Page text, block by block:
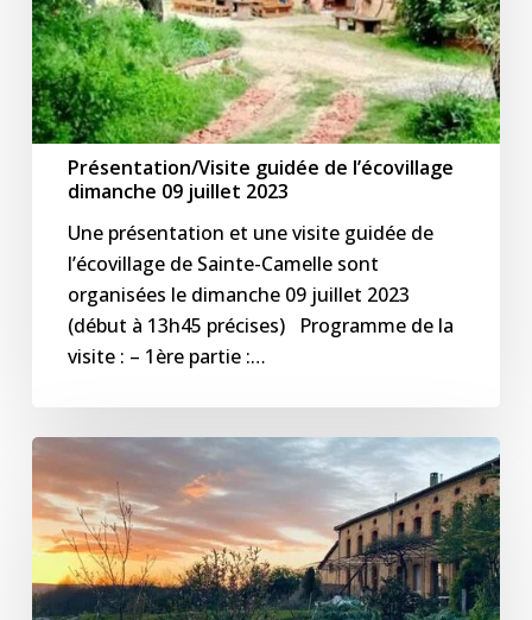
Présentation/Visite guidée de l’écovillage
dimanche 09 juillet 2023
Une présentation et une visite guidée de
l’écovillage de Sainte-Camelle sont
organisées le dimanche 09 juillet 2023
(début à 13h45 précises) Programme de la
visite : – 1ère partie :…
Présentation/Visite
guidée
de
l’écovillage
dimanche
11